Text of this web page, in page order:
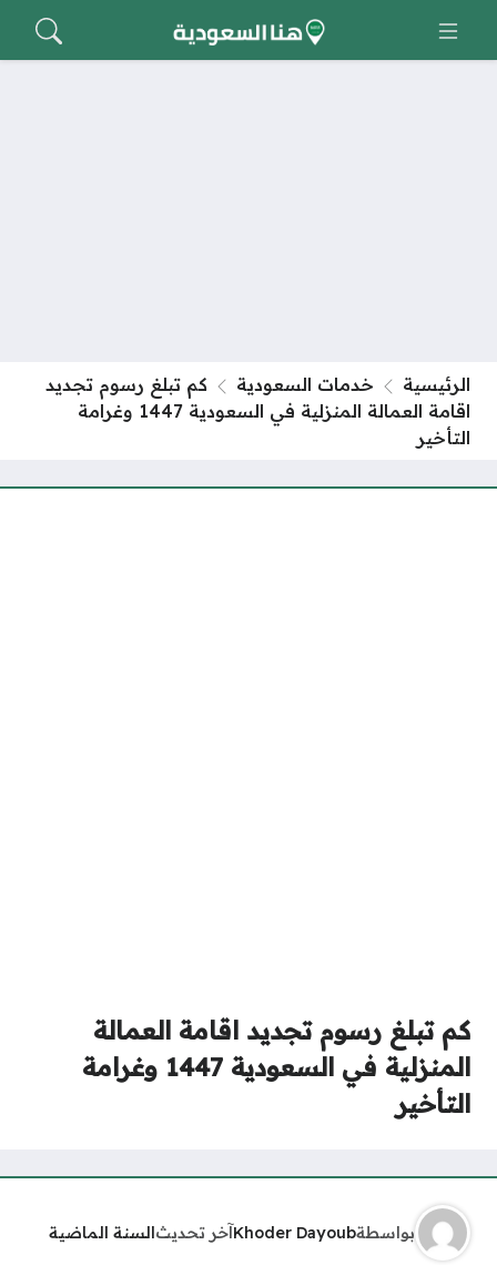
الرئيسية خدمات السعودية
كم تبلغ رسوم تجديد
اقامة العمالة المنزلية في السعودية 1447 وغرامة
التأخير
كم تبلغ رسوم تجديد اقامة العمالة
المنزلية في السعودية 1447 وغرامة
التأخير
بواسطةKhoder Dayoubآخر تحديثالسنة الماضية